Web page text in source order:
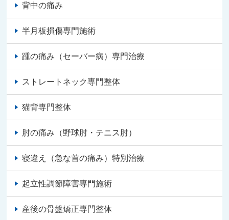
背中の痛み
半月板損傷専門施術
踵の痛み（セーバー病）専門治療
ストレートネック専門整体
猫背専門整体
肘の痛み（野球肘・テニス肘）
寝違え（急な首の痛み）特別治療
起立性調節障害専門施術
産後の骨盤矯正専門整体